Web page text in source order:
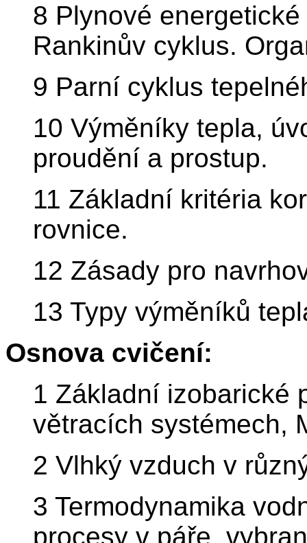
8 Plynové
Rankinův cyklus.
9 Parní cyklus
10 Výměníky tepla,
proudění a prostup.
11 Základní kritéria
rovnice.
12 Zásady pro
13 Typy výměníků
Osnova cvičení:
1 Základní izobarické
větracích systémech,
2 Vlhký vzduch v
3 Termodynamika
procesy v páře,